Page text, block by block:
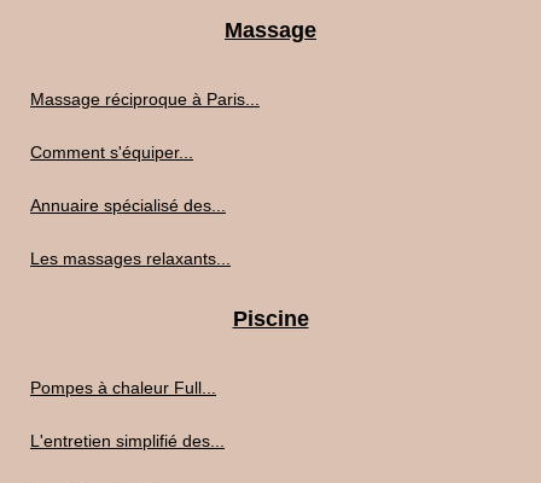
Massage
Massage réciproque à Paris...
Comment s'équiper...
Annuaire spécialisé des...
Les massages relaxants...
Piscine
Pompes à chaleur Full...
L'entretien simplifié des...